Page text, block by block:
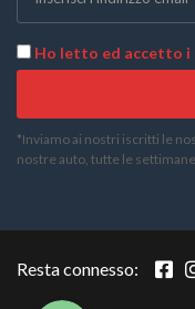
Ho letto ed accetto i
*Inviamo ai nostri iscritti le
nostre auto, tutte le settimane.
Resta connesso:
Telefono
WhatsApp